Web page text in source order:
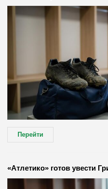
Перейти
«Атлетико» готов увести